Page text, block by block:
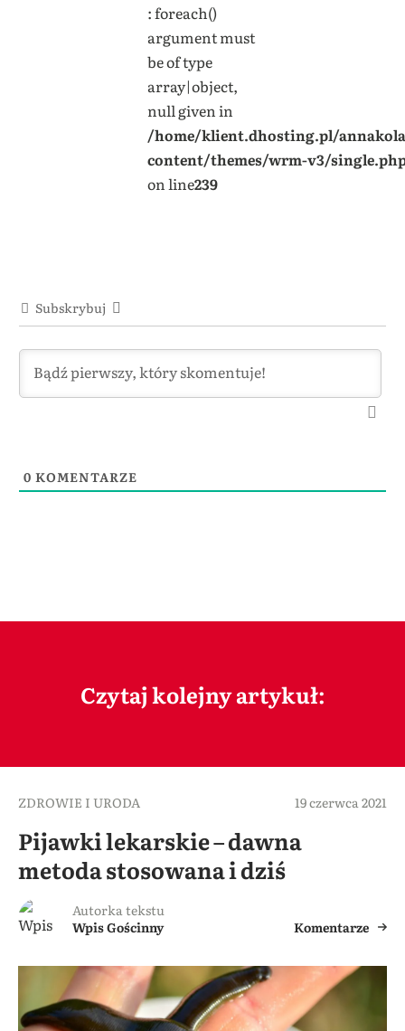
: foreach()
argument must
be of type
array|object,
null given in
/home/klient.dhosting.pl/
content/themes/wrm-v3/
on line239
Subskrybuj
0 KOMENTARZE
Czytaj kolejny artykuł:
ZDROWIE I URODA 19 czerwca 2021
Pijawki lekarskie – dawna
metoda stosowana i dziś
Autorka tekstu
Wpis Gościnny
Komentarze